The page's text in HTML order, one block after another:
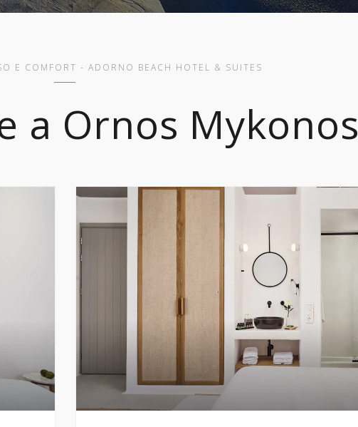
E COMFORT - ADORNO BEACH HOTEL & SUITES
a Ornos Mykonos